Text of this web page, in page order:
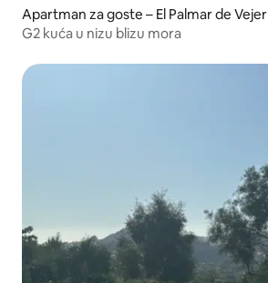
Apartman za goste – El Palmar de Vejer
G2 kuća u nizu blizu mora